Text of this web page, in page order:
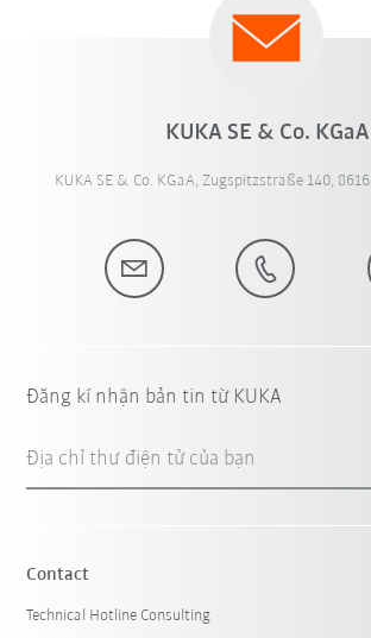
KUKA SE & Co. KGaA
KUKA SE & Co. KGaA, Zugspitzstraße 140,
Đăng kí nhận bản tin từ KUKA
Địa chỉ thư điện tử của bạn
Contact
Technical Hotline Consulting